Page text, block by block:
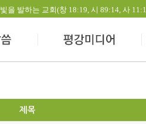
발하는 교회(창 18:19, 시 89:14, 사
제목